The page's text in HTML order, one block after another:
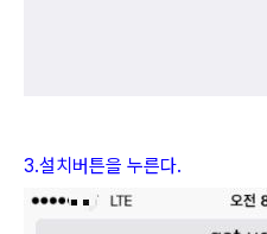
3.설치버튼을 누른다.